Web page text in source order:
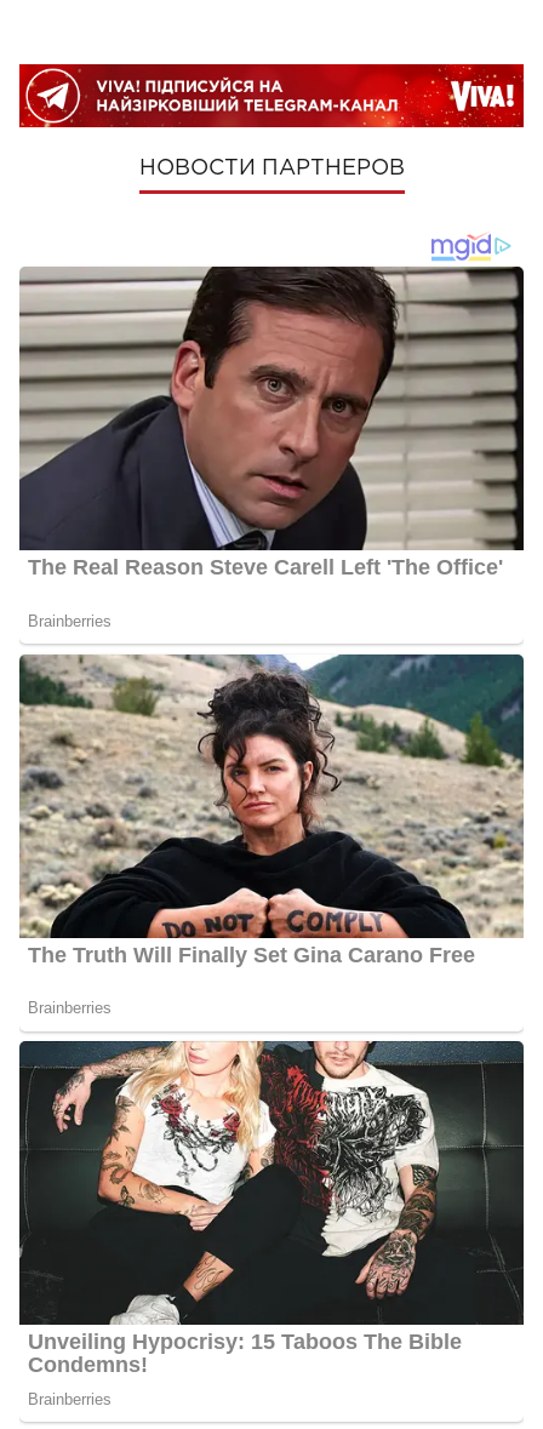
НОВОСТИ ПАРТНЕРОВ